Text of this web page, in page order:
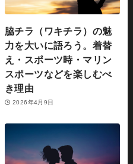
脇チラ（ワキチラ）の魅
力を大いに語ろう。着替
え・スポーツ時・マリン
スポーツなどを楽しむべ
き理由
2026年4月9日